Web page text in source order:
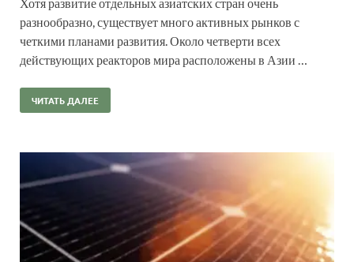
разнообразно, существует много активных рынков с
четкими планами развития. Около четверти всех
действующих реакторов мира расположены в Азии …
ЧИТАТЬ ДАЛЕЕ